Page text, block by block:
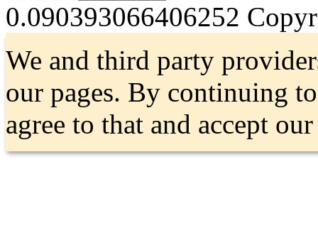
0.090393066406252
We and third party
our pages. By continuing
agree to that and accept